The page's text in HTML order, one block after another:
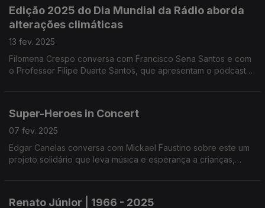
Edição 2025 do Dia Mundial da Rádio aborda
alterações climáticas
13 fev. 2025
Filomena Crespo conversa com Francisco Sena Santos e com
o Professor Filipe Duarte Santos, que apresentam o podcast
Super-Heroes in Concert
07 fev. 2025
Edgar Canelas conversa com Mickael Faustino sobre este um
projeto solidário que leva música e esperança a crianças,
Renato Júnior | 1966 - 2025